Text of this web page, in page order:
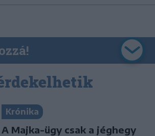
Krónika
A Majka-ügy csak a jéghegy